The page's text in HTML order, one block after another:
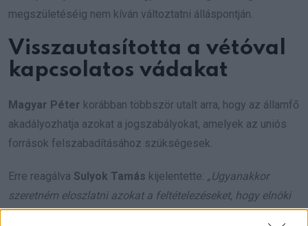
megszületéséig nem kíván változtatni álláspontján.
Visszautasította a vétóval
kapcsolatos vádakat
Magyar Péter korábban többször utalt arra, hogy az államfő
akadályozhatja azokat a jogszabályokat, amelyek az uniós
források felszabadításához szükségesek.
Erre reagálva Sulyok Tamás kijelentette: „Ugyanakkor
szeretném eloszlatni azokat a feltételezéseket, hogy elnöki
hatásköreimet eleve a kormány célkitűzéseinek kifejezett